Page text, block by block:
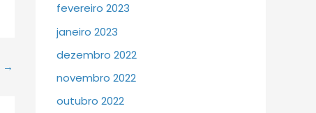
→
fevereiro 2023
janeiro 2023
dezembro 2022
novembro 2022
outubro 2022